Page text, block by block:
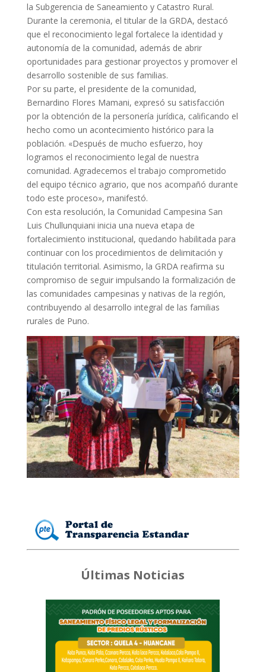
la Subgerencia de Saneamiento y Catastro Rural.
Durante la ceremonia, el titular de la GRDA, destacó
que el reconocimiento legal fortalece la identidad y
autonomía de la comunidad, además de abrir
oportunidades para gestionar proyectos y promover el
desarrollo sostenible de sus familias.
Por su parte, el presidente de la comunidad,
Bernardino Flores Mamani, expresó su satisfacción
por la obtención de la personería jurídica, calificando el
hecho como un acontecimiento histórico para la
población. «Después de mucho esfuerzo, hoy
logramos el reconocimiento legal de nuestra
comunidad. Agradecemos el trabajo comprometido
del equipo técnico agrario, que nos acompañó durante
todo este proceso», manifestó.
Con esta resolución, la Comunidad Campesina San
Luis Chullunquiani inicia una nueva etapa de
fortalecimiento institucional, quedando habilitada para
continuar con los procedimientos de delimitación y
titulación territorial. Asimismo, la GRDA reafirma su
compromiso de seguir impulsando la formalización de
las comunidades campesinas y nativas de la región,
contribuyendo al desarrollo integral de las familias
rurales de Puno.
Últimas Noticias